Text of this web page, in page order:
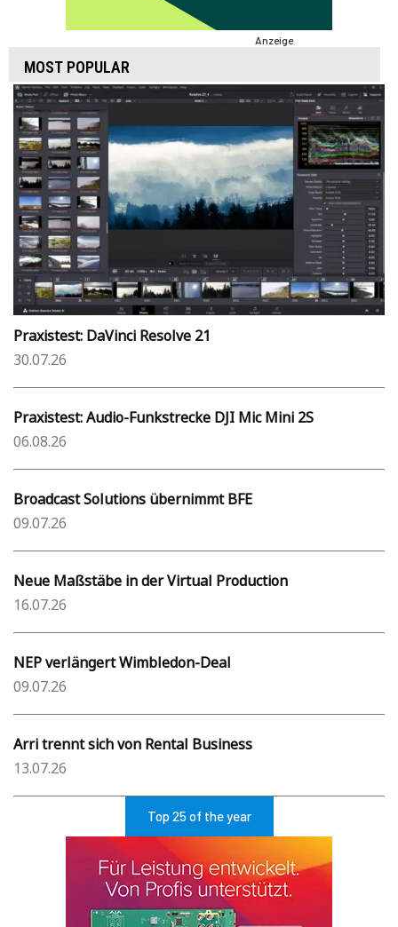
Anzeige
MOST POPULAR
Praxistest: DaVinci Resolve 21
30.07.26
Praxistest: Audio-Funkstrecke DJI Mic Mini 2S
06.08.26
Broadcast Solutions übernimmt BFE
09.07.26
Neue Maßstäbe in der Virtual Production
16.07.26
NEP verlängert Wimbledon-Deal
09.07.26
Arri trennt sich von Rental Business
13.07.26
Top 25 of the year